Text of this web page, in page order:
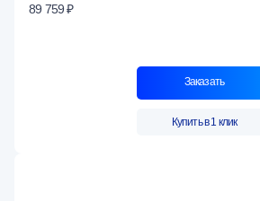
89 759 ₽
Заказать
Купить в 1 клик